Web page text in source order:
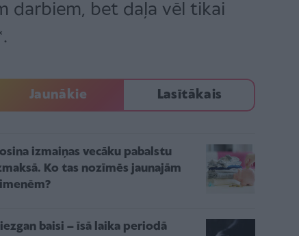
darbiem, bet daļa vēl tikai
Jaunākie Lasītākais
izmaiņas vecāku pabalstu
Ko tas nozīmēs jaunajām
baisi – īsā laika periodā